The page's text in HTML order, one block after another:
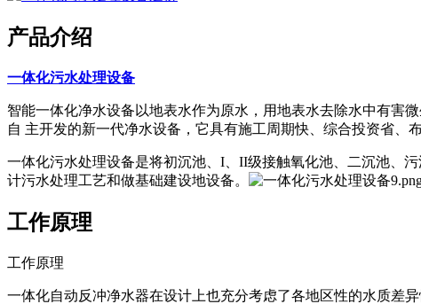
产品介绍
一体化污水处理设备
智能一体化净水设备以地表水作为原水，用地表水去除水中有害
自 主开发的新一代净水设备，它具有施工周期快、综合投资省、
一体化污水处理设备是将初沉池、I、II级接触氧化池、二沉池、
计污水处理工艺和做基础建设地设备。
工作原理
工作原理
一体化自动反冲净水器在设计上也充分考虑了各地区性的水质差